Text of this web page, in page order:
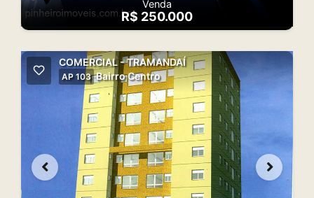
Venda
R$ 250.000
COMERCIAL - TRAMANDAÍ
AP 103 Bairro Centro